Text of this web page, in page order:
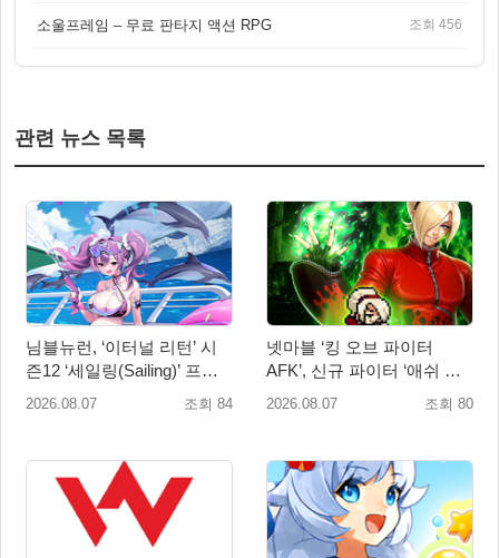
소울프레임 – 무료 판타지 액션 RPG 조회 456
관련 뉴스 목록
님블뉴런, ‘이터널 리턴’ 시
즌12 ‘세일링(Sailing)’ 프리
시즌 시작
2026.08.07 조회 84
넷마블 ‘킹 오브 파이터
AFK’, 신규 파이터 ‘애쉬 크
림존’ 업데이트
2026.08.07 조회 80